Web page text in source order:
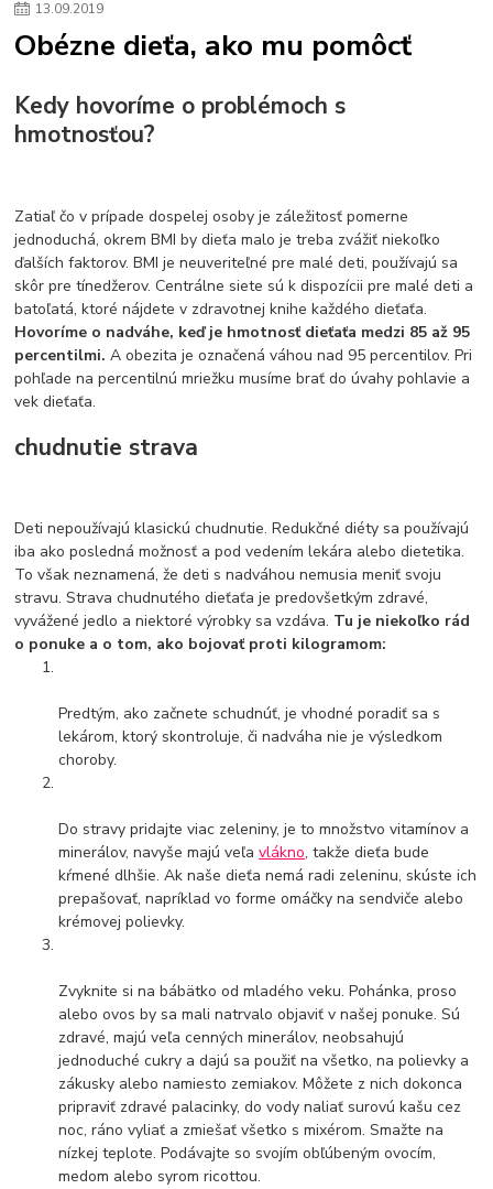
Plyšový macovia
Lego Star Wars
Darčeky na Vianoce 2019
Hry pre deti
Skladačky pre deti
Kedy by malo batoľa meniť posteľ?
Detské postele
Detský nábytok
L.O.L. Surprise zberateľské figúrky
L.O.L. OMG L.O.L. OMG Bábiky
13.09.2019
Obézne dieťa, ako mu pomôcť
Kedy hovoríme o problémoch s
hmotnosťou?
Zatiaľ čo v prípade dospelej osoby je záležitosť pomerne
jednoduchá, okrem BMI by dieťa malo je treba zvážiť niekoľko
ďalších faktorov. BMI je neuveriteľné pre malé deti, používajú sa
skôr pre tínedžerov. Centrálne siete sú k dispozícii pre malé deti a
batoľatá, ktoré nájdete v zdravotnej knihe každého dieťaťa.
Hovoríme o nadváhe, keď je hmotnosť dieťaťa medzi 85 až 95
percentilmi.A obezita je označená váhou nad 95 percentilov. Pri
pohľade na percentilnú mriežku musíme brať do úvahy pohlavie a
vek dieťaťa.
chudnutie strava
Deti nepoužívajú klasickú chudnutie. Redukčné diéty sa používajú
iba ako posledná možnosť a pod vedením lekára alebo dietetika.
To však neznamená, že deti s nadváhou nemusia meniť svoju
stravu. Strava chudnutého dieťaťa je predovšetkým zdravé,
vyvážené jedlo a niektoré výrobky sa vzdáva. Tu je niekoľko rád
o ponuke a o tom, ako bojovať proti kilogramom:
Predtým, ako začnete schudnúť, je vhodné poradiť sa s
lekárom, ktorý skontroluje, či nadváha nie je výsledkom
choroby.
Do stravy pridajte viac zeleniny, je to množstvo vitamínov a
minerálov, navyše majú veľavlákno, takže dieťa bude
kŕmené dlhšie. Ak naše dieťa nemá radi zeleninu, skúste ich
prepašovať, napríklad vo forme omáčky na sendviče alebo
krémovej polievky.
Zvyknite si na bábätko od mladého veku. Pohánka, proso
alebo ovos by sa mali natrvalo objaviť v našej ponuke. Sú
zdravé, majú veľa cenných minerálov, neobsahujú
jednoduché cukry a dajú sa použiť na všetko, na polievky a
zákusky alebo namiesto zemiakov. Môžete z nich dokonca
pripraviť zdravé palacinky, do vody naliať surovú kašu cez
noc, ráno vyliať a zmiešať všetko s mixérom. Smažte na
nízkej teplote. Podávajte so svojím obľúbeným ovocím,
medom alebo syrom ricottou.